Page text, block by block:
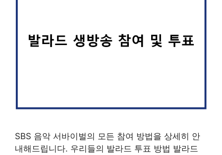
SBS 음악 서바이벌의 모든 참여 방법을 상세히 안
내해드립니다. 우리들의 발라드 투표 방법 발라드